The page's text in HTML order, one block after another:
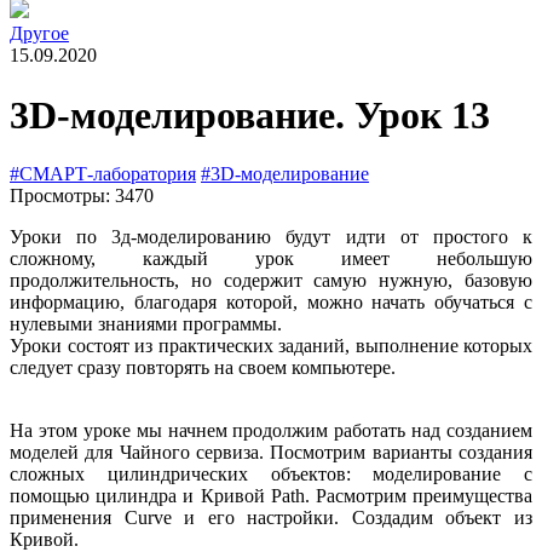
Другое
15.09.2020
3D-моделированиe. Урок 13
#СМАРТ-лаборатория #3D-моделированиe
Просмотры: 3470
Уроки по 3д-моделированию будут идти от простого к
сложному, каждый урок имеет небольшую
продолжительность, но содержит самую нужную, базовую
информацию, благодаря которой, можно начать обучаться с
нулевыми знаниями программы.
Уроки состоят из практических заданий, выполнение которых
следует сразу повторять на своем компьютере.
На этом уроке мы начнем продолжим работать над созданием
моделей для Чайного сервиза. Посмотрим варианты создания
сложных цилиндрических объектов: моделирование с
помощью цилиндра и Кривой Path. Расмотрим преимущества
применения Curve и его настройки. Создадим объект из
Кривой.